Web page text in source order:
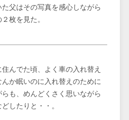
父はその写真を感心しながら
枚を見た。
んでた頃、よく車の入れ替え
か眠いのに入れ替えのために
も、めんどくさく思いながら
したりと・・。